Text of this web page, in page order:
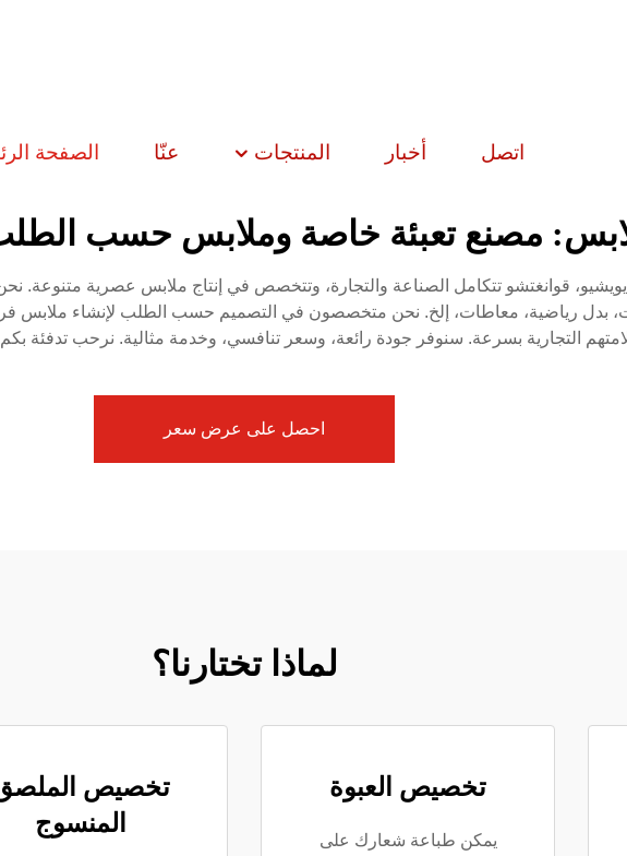
الصفحة عنّا المنتجات أخبار اتصل
مصنع تعبئة خاصة وملابس حسب
قوانغتشو تتكامل الصناعة والتجارة، وتتخصص في إنتاج ملابس عصرية متنوعة.
بدل رياضية، معاطات، إلخ. نحن متخصصون في التصميم حسب الطلب لإنشاء ملابس
التجارية بسرعة. سنوفر جودة رائعة، وسعر تنافسي، وخدمة مثالية. نرحب تدفئة
احصل على عرض سعر
لماذا تختارنا؟
تخصيص العبوة
يمكن طباعة شعارك على
تخصيص
المنسوج